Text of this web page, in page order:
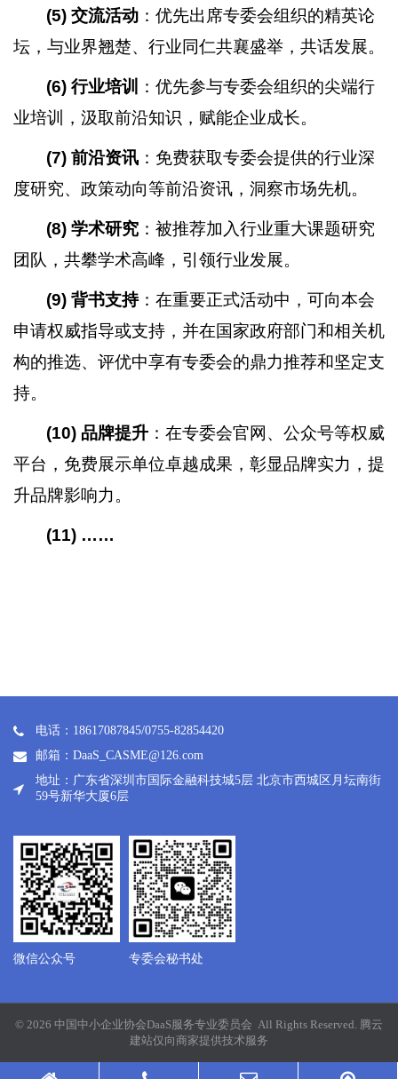
(5) 交流活动 ：优先出席专委会组织的精英论
坛，与业界翘楚、行业同仁共襄盛举，共话发展。
(6) 行业培训
：优先参与专委会组织的尖端行
业培训，汲取前沿知识，赋能企业成长。
(7) 前沿资讯 ：免费获取专委会提供的行业深
度研究、政策动向等前沿资讯，洞察市场先机。
(8) 学术研究 ：被推荐加入行业重大课题研究
团队，共攀学术高峰，引领行业发展。
(9) 背书支持：在重要正式活动中，可向本会
申请权威指导或支持，并在国家政府部门和相关机
构的推选、评优中享有专委会的鼎力推荐和坚定支
持。
(10) 品牌提升 ：在专委会官网、公众号等权威
平台，免费展示单位卓越成果，彰显品牌实力，提
升品牌影响力。
(11) ……
电话：18617087845/0755-82854420
邮箱：DaaS_CASME@126.com
地址：广东省深圳市国际金融科技城5层 北京市西城区月坛南街
59号新华大厦6层
微信公众号 专委会秘书处
© 2026 中国中小企业协会DaaS服务专业委员会 All Rights Reserved. 腾云
建站仅向商家提供技术服务